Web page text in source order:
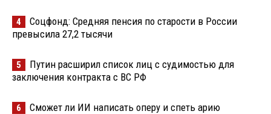
4
Соцфонд: Средняя пенсия по старости в России
превысила 27,2 тысячи
5
Путин расширил список лиц с судимостью для
заключения контракта с ВС РФ
6 Сможет ли ИИ написать оперу и спеть арию